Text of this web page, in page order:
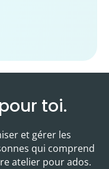
toi.
et gérer les
qui comprend
atelier pour ados.